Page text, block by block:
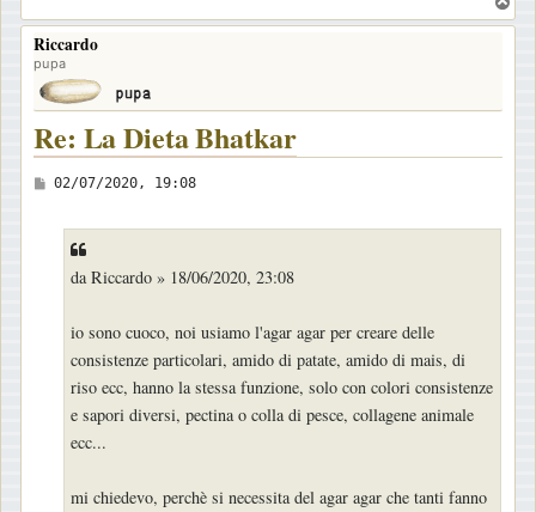
g
i
o
o
Riccardo
pupa
Re: La Dieta Bhatkar
M
02/07/2020, 19:08
da Riccardo » 18/06/2020, 23:08
io sono cuoco, noi usiamo l'agar agar per creare delle
consistenze particolari, amido di patate, amido di mais, di
riso ecc, hanno la stessa funzione, solo con colori consistenze
e sapori diversi, pectina o colla di pesce, collagene animale
ecc...
mi chiedevo, perchè si necessita del agar agar che tanti fanno